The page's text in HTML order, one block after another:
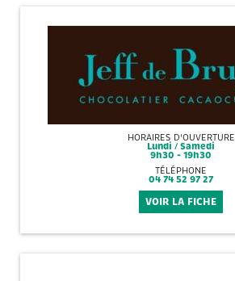
HORAIRES D'OUVERTURE
Lundi / Samedi
9h30 - 19h30
TÉLÉPHONE
04 74 52 97 27
VOIR LA FICHE